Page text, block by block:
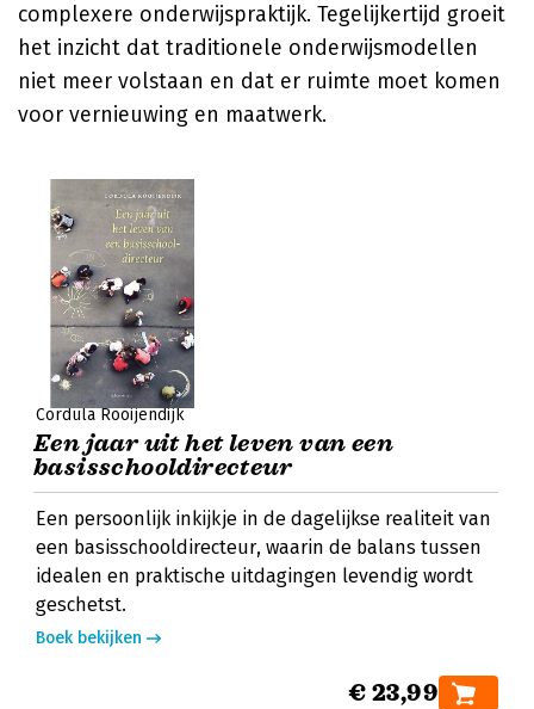
complexere onderwijspraktijk. Tegelijkertijd groeit
het inzicht dat traditionele onderwijsmodellen
niet meer volstaan en dat er ruimte moet komen
voor vernieuwing en maatwerk.
Cordula Rooijendijk
Een jaar uit het leven van een
basisschooldirecteur
Een persoonlijk inkijkje in de dagelijkse realiteit van
een basisschooldirecteur, waarin de balans tussen
idealen en praktische uitdagingen levendig wordt
geschetst.
Boek bekijken
€ 23,99